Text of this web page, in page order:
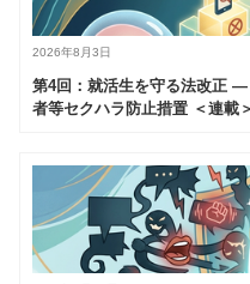
2026年8月3日
第4回：就活生を守る法改正
者等セクハラ防止措置 ＜連載